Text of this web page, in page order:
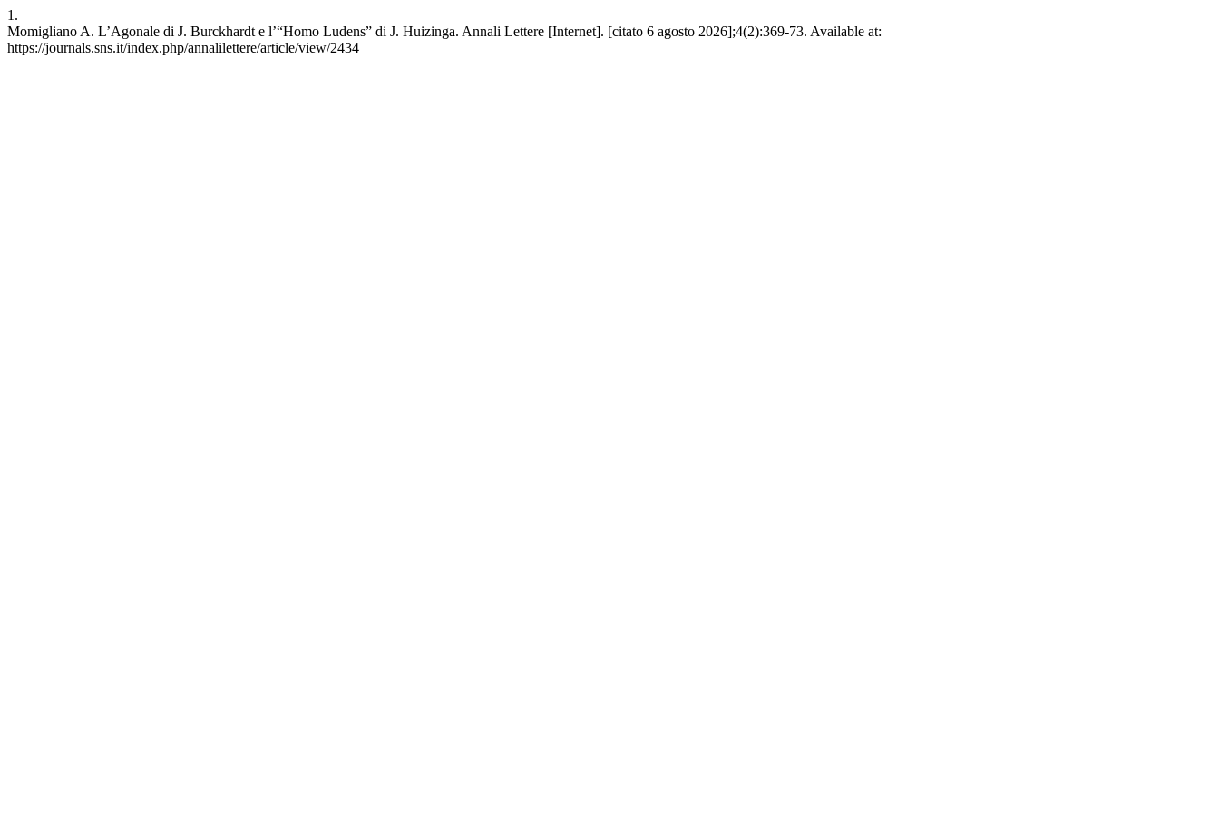
1.
Momigliano A. L’Agonale di J. Burckhardt e l’“Homo Ludens” di J. Huizinga. Annali Lettere [Internet]. [citato 6 agosto 2026];4(2):369-73. Available at:
https://journals.sns.it/index.php/annalilettere/article/view/2434